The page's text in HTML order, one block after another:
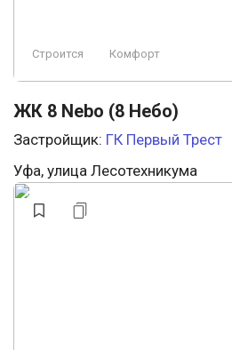
Строится Комфорт
ЖК 8 Nebo (8 Небо)
Застройщик: ГК Первый Трест
Уфа, улица Лесотехникума